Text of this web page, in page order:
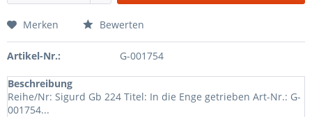
Merken Bewerten
Artikel-Nr.: G-001754
Beschreibung
Reihe/Nr: Sigurd Gb 224 Titel: In die Enge getrieben Art-Nr.: G-
001754...